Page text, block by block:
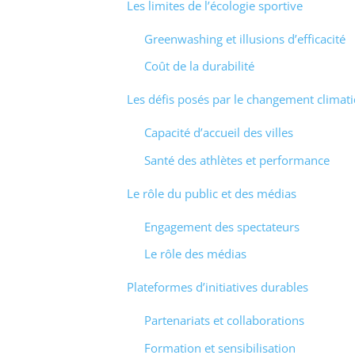
Les limites de l’écologie sportive
Greenwashing et illusions d’efficacité
Coût de la durabilité
Les défis posés par le changement
Capacité d’accueil des villes
Santé des athlètes et performance
Le rôle du public et des médias
Engagement des spectateurs
Le rôle des médias
Plateformes d’initiatives durables
Partenariats et collaborations
Formation et sensibilisation